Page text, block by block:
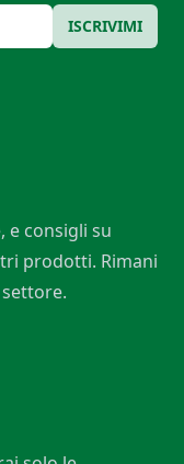
ISCRIVIMI
e consigli su
prodotti. Rimani